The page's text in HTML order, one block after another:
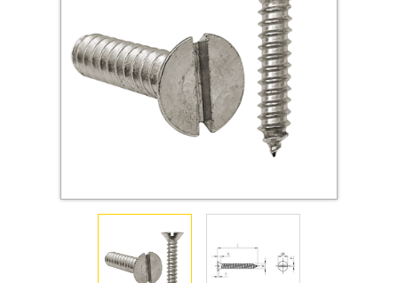
Инструмент
Крюки, кольца с метрической резьбой
Крюки, кольца с шурупной резьбой
Оснастка и аксессуары для яхт